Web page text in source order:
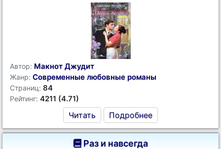
Автор: Макнот Джудит
Жанр: Современные любовные романы
Страниц: 84
Рейтинг: 4211 (4.71)
Читать Подробнее
Раз и навсегда